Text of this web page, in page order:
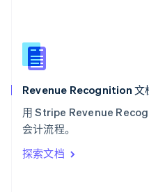
Revenue Recognition 文
用 Stripe Revenue
会计流程。
探索文档
English
新西兰
匈牙利
意大利
Italiano
印度
English